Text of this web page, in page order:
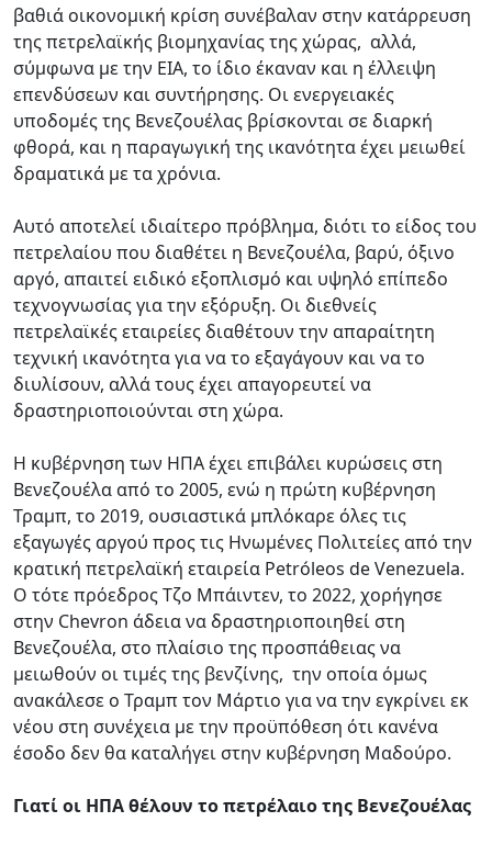
βαθιά οικονομική κρίση συνέβαλαν στην κατάρρευση
της πετρελαϊκής βιομηχανίας της χώρας, αλλά,
σύμφωνα με την EIA, το ίδιο έκαναν και η έλλειψη
επενδύσεων και συντήρησης. Οι ενεργειακές
υποδομές της Βενεζουέλας βρίσκονται σε διαρκή
φθορά, και η παραγωγική της ικανότητα έχει μειωθεί
δραματικά με τα χρόνια.
Αυτό αποτελεί ιδιαίτερο πρόβλημα, διότι το είδος του
πετρελαίου που διαθέτει η Βενεζουέλα, βαρύ, όξινο
αργό, απαιτεί ειδικό εξοπλισμό και υψηλό επίπεδο
τεχνογνωσίας για την εξόρυξη. Οι διεθνείς
πετρελαϊκές εταιρείες διαθέτουν την απαραίτητη
τεχνική ικανότητα για να το εξαγάγουν και να το
διυλίσουν, αλλά τους έχει απαγορευτεί να
δραστηριοποιούνται στη χώρα.
Η κυβέρνηση των ΗΠΑ έχει επιβάλει κυρώσεις στη
Βενεζουέλα από το 2005, ενώ η πρώτη κυβέρνηση
Τραμπ, το 2019, ουσιαστικά μπλόκαρε όλες τις
εξαγωγές αργού προς τις Ηνωμένες Πολιτείες από την
κρατική πετρελαϊκή εταιρεία Petróleos de Venezuela.
Ο τότε πρόεδρος Τζο Μπάιντεν, το 2022, χορήγησε
στην Chevron άδεια να δραστηριοποιηθεί στη
Βενεζουέλα, στο πλαίσιο της προσπάθειας να
μειωθούν οι τιμές της βενζίνης, την οποία όμως
ανακάλεσε ο Τραμπ τον Μάρτιο για να την εγκρίνει εκ
νέου στη συνέχεια με την προϋπόθεση ότι κανένα
έσοδο δεν θα καταλήγει στην κυβέρνηση Μαδούρο.
Γιατί οι ΗΠΑ θέλουν το πετρέλαιο της Βενεζουέλας